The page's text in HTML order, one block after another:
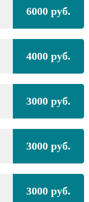
6000 руб.
4000 руб.
3000 руб.
3000 руб.
3000 руб.